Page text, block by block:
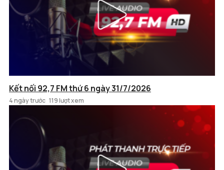
Kết nối 92,7 FM thứ 6 ngày 31/7/2026
4 ngày trước 119 lượt xem